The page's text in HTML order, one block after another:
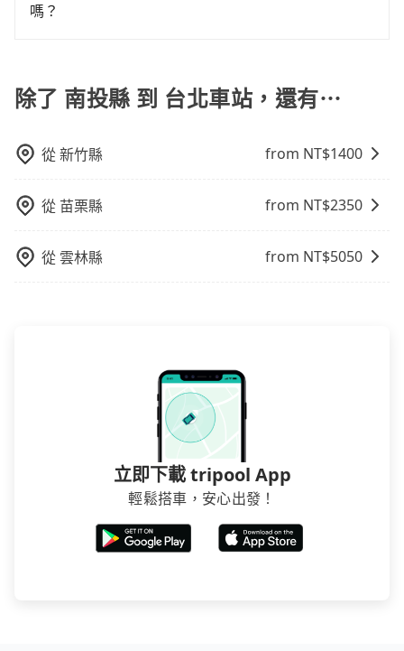
上下車地點仍有段距離，在遇到下雨天或者載行李時，
機服務，因為您的安全旅步比您更重視。
嗎？
多給予司機小費。
除了 南投縣 到 台北車站，還有⋯
從新竹縣 from NT$1400
從 苗栗縣 from NT$2350
從雲林縣 from NT$5050
立即下載 tripool App
輕鬆搭車，安心出發！